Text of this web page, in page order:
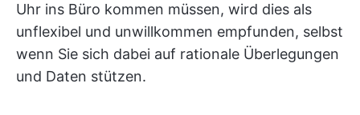
Uhr ins Büro kommen müssen, wird dies als
unflexibel und unwillkommen empfunden, selbst
wenn Sie sich dabei auf rationale Überlegungen
und Daten stützen.